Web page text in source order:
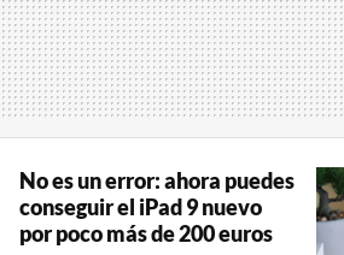
No es un error: ahora puedes
conseguir el iPad 9 nuevo
por poco más de 200 euros